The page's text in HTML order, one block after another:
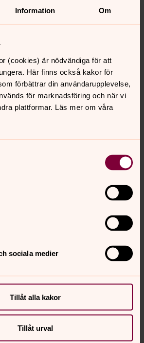
Information Om
(cookies) är nödvändiga för att
Här finns också kakor för
förbättrar din användarupplevelse,
för marknadsföring och när vi
plattformar. Läs mer om våra
sociala medier
Tillåt alla kakor
Tillåt urval
Walkendorff
i Lekeryds församlingshem
Öppna bildspel
2024